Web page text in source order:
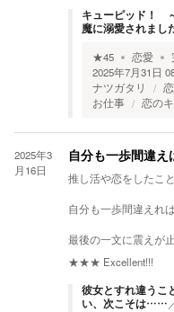
キューピッド！
魔に溺愛されまし
★45 恋愛
2025年7月31日
ナツガタリ
お仕事
恋の
2025年3
月16日
自分も一歩間違え
推し活や恋をしたこ
自分も一歩間違えれ
最後の一文に震えが
★★★ Excellent!!!
彼女とすれ違う
い、次こそは……